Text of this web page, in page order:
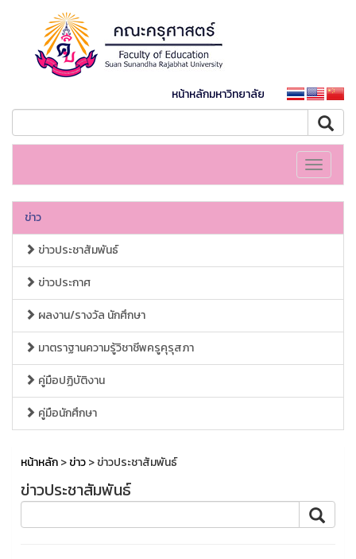
หน้าหลักมหาวิทยาลัย
Toggle
ข่าว
ข่าวประชาสัมพันธ์
ข่าวประกาศ
ผลงาน/รางวัล นักศึกษา
มาตราฐานความรู้วิชาชีพครูคุรุสภา
คู่มือปฏิบัติงาน
คู่มือนักศึกษา
หน้าหลัก>ข่าว> ข่าวประชาสัมพันธ์
ข่าวประชาสัมพันธ์